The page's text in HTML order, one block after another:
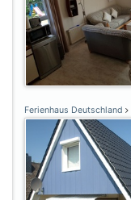
Ferienhaus Deutschland